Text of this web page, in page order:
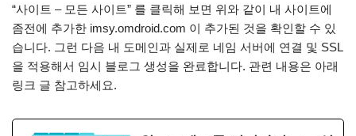
“사이트 – 모든 사이트” 를 클릭해 보면 위와 같이 내 사이트에
좀전에 추가한 imsy.omdroid.com 이 추가된 것을 확인할 수 있
습니다. 그런 다음 내 도메인과 실제로 네임 서버에 연결 및 SSL
을 적용해서 임시 블로그 생성을 완료합니다. 관련 내용은 아래
링크 글 참고하세요.